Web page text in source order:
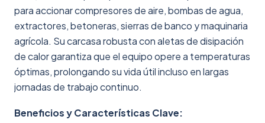
para accionar compresores de aire, bombas de agua,
extractores, betoneras, sierras de banco y maquinaria
agrícola. Su carcasa robusta con aletas de disipación
de calor garantiza que el equipo opere a temperaturas
óptimas, prolongando su vida útil incluso en largas
jornadas de trabajo continuo.
Beneficios y Características Clave: